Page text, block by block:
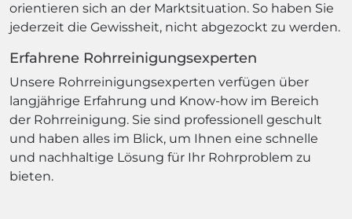
orientieren sich an der Marktsituation. So haben Sie
jederzeit die Gewissheit, nicht abgezockt zu werden.
Erfahrene Rohrreinigungsexperten
Unsere Rohrreinigungsexperten verfügen über
langjährige Erfahrung und Know-how im Bereich
der Rohrreinigung. Sie sind professionell geschult
und haben alles im Blick, um Ihnen eine schnelle
und nachhaltige Lösung für Ihr Rohrproblem zu
bieten.